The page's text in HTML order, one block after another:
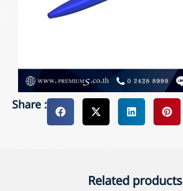
Share :
Related products